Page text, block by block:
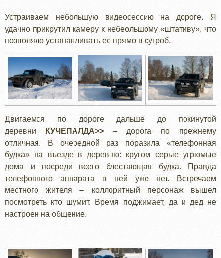
Устраиваем небольшую видеосессию на дороге. Я
удачно прикрутил камеру к небеольшому «штативу», что
позволяло устанавливать ее прямо в сугроб.
Двигаемся по дороге дальше до покинутой
деревни
КУЧЕПАЛДА>>– дорога по прежнему
отличная. В очередной раз поразила «телефонная
будка» на въезде в деревню: кругом серые угрюмые
дома и посреди всего блестающая будка. Правда
телефонного аппарата в ней уже нет. Встречаем
местного жителя – коллоритный персонаж вышел
посмотреть кто шумит. Время поджимает, да и дед не
настроен на общение.